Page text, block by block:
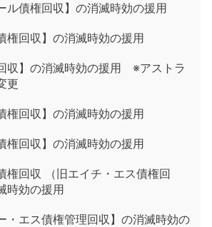
ル債権回収】の消滅時効の援用
権回収】の消滅時効の援用
収】の消滅時効の援用 ※アストラ
更
権回収】の消滅時効の援用
権回収】の消滅時効の援用
権回収 （旧エイチ・エス債権回
時効の援用
・エス債権管理回収】の消滅時効の